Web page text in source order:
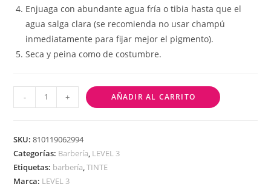
Enjuaga con abundante agua fría o tibia hasta que el
agua salga clara (se recomienda no usar champú
inmediatamente para fijar mejor el pigmento).
Seca y peina como de costumbre.
- + AÑADIR AL CARRITO
SKU:810119062994
Categorías: Barbería, LEVEL 3
Etiquetas: barbería,TINTE
Marca: LEVEL 3